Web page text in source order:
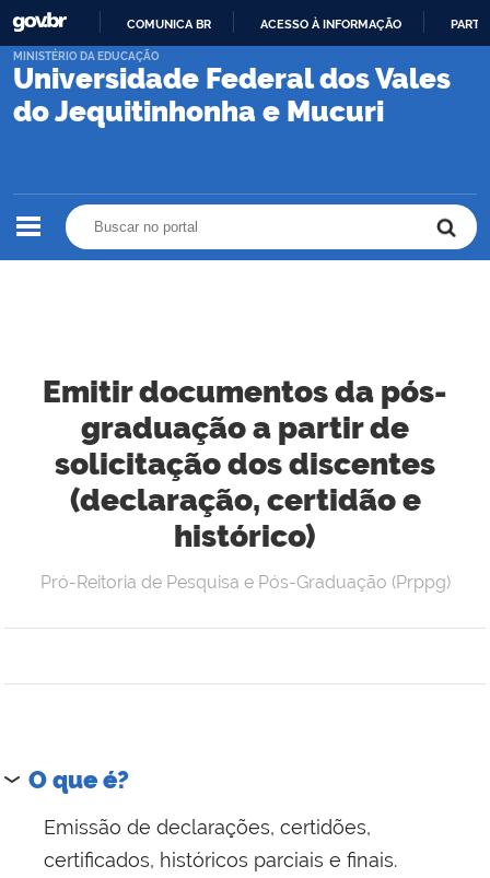
PARA
CONTEÚDO
COMUNICA BR ACESSO À INFORMAÇÃO
Universidade Federal dos Vales
do Jequitinhonha e Mucuri
MINISTÉRIO DA EDUCAÇÃO
Emitir documentos da pós-
graduação a partir de
solicitação dos discentes
(declaração, certidão e
histórico)
Pró-Reitoria de Pesquisa e Pós-Graduação (Prppg)
O que é?
Emissão de declarações, certidões,
certificados, históricos parciais e finais.